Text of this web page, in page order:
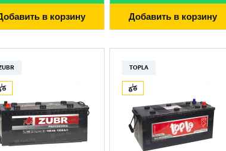
в корзину Добавить в корзину
TOPLA